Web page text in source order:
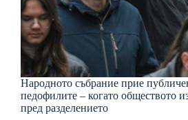
Народното събрание прие
педофилите – когато обществото
пред разделението